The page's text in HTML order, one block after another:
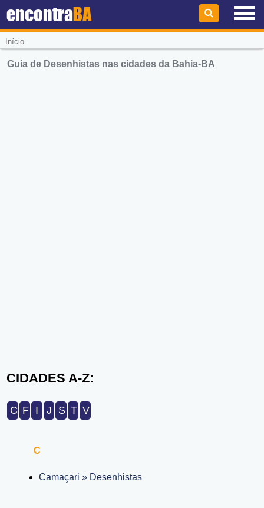
encontraBA
Início
Guia de Desenhistas nas cidades da Bahia-BA
CIDADES A-Z:
C F I J S T V
C
Camaçari » Desenhistas